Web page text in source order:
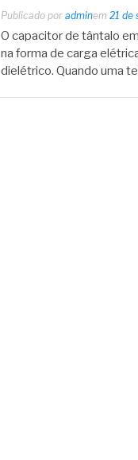
Publicado por adminem 21 de
O capacitor de tântalo
na forma de carga
dielétrico. Quando uma